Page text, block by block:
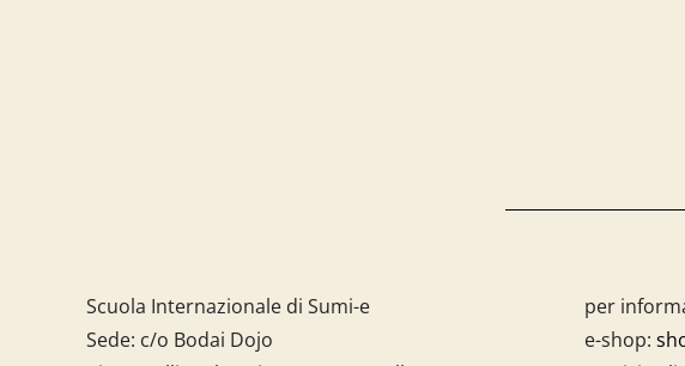
Scuola Internazionale di Sumi-e
Sede: c/o Bodai Dojo
per
e-shop: